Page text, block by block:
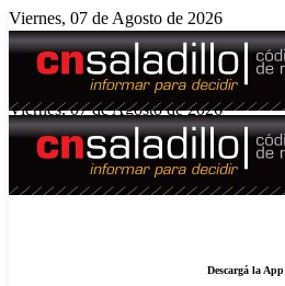
Viernes, 07 de Agosto de 2026
El tiempo - Tutiempo.net
Viernes, 07 de Agosto de 2026
Edición N° 5008
Descargá la App